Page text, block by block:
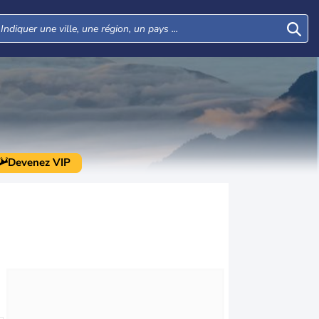
Devenez VIP